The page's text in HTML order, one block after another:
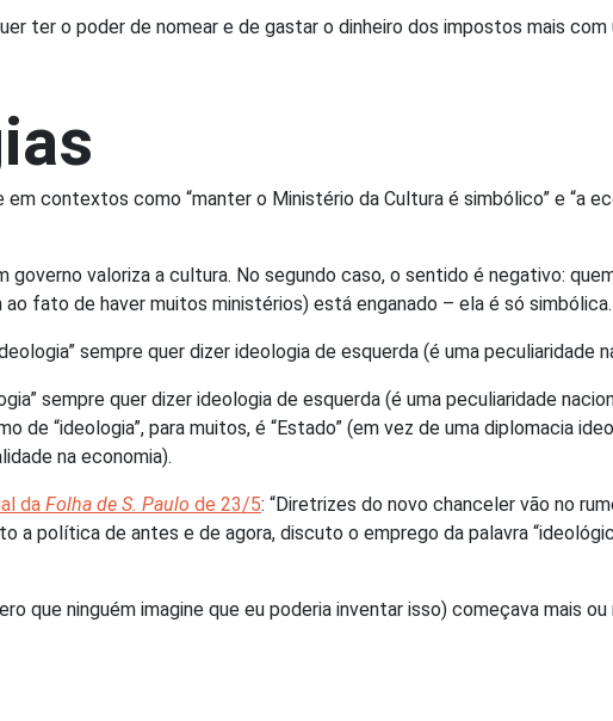
ter o poder de nomear e de gastar o dinheiro dos impostos mais
contextos como “manter o Ministério da Cultura é simbólico” e “a
valoriza a cultura. No segundo caso, o sentido é negativo:
fato de haver muitos ministérios) está enganado – ela é só simbólica.
sempre quer dizer ideologia de esquerda (é uma peculiaridade
sempre quer dizer ideologia de esquerda (é uma peculiaridade
“ideologia”, para muitos, é “Estado” (em vez de uma diplomacia
na economia).
da Folha de S. Paulo de 23/5: “Diretrizes do novo chanceler vão no
a política de antes e de agora, discuto o emprego da palavra
que ninguém imagine que eu poderia inventar isso) começava mais